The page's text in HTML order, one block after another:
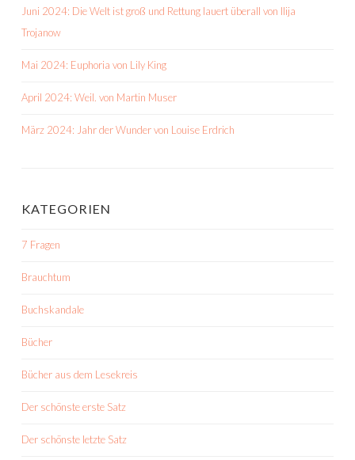
Juni 2024: Die Welt ist groß und Rettung lauert überall von Ilija
Trojanow
Mai 2024: Euphoria von Lily King
April 2024: Weil. von Martin Muser
März 2024: Jahr der Wunder von Louise Erdrich
KATEGORIEN
7 Fragen
Brauchtum
Buchskandale
Bücher
Bücher aus dem Lesekreis
Der schönste erste Satz
Der schönste letzte Satz